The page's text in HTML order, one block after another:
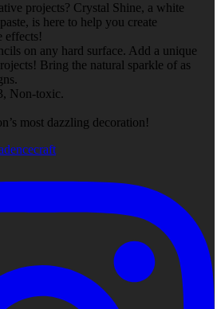
projects? Crystal Shine, a white
is here to help you create
effects!
on any hard surface. Add a unique
Bring the natural sparkle of as
Non-toxic.
most dazzling decoration!